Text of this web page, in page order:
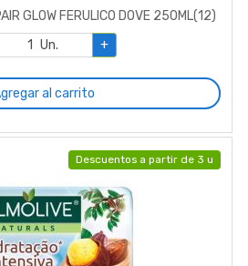
GLOW FERULICO DOVE 250ML(12)
Un. +
al carrito
Descuentos a partir de 3 u